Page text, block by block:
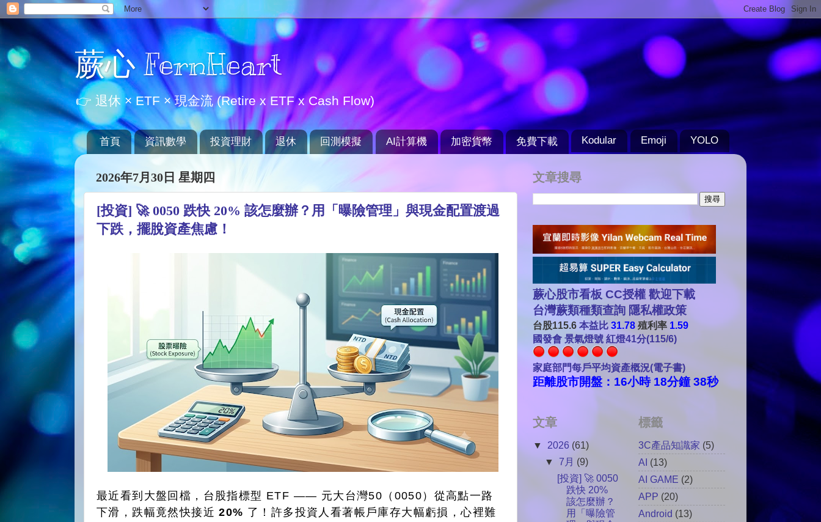
蕨心 FernHeart
👉 退休 × ETF × 現金流 (Retire x ETF x Cash Flow)
首頁 資訊數學 投資理財 退休 回測模擬 AI計算機 加密貨幣 免費下載 Kodular Emoji YOLO
2026年7月30日 星期四
[投資] 🚀 0050 跌快 20% 該怎麼辦？用「曝險管理」與現金配置渡過
下跌，擺脫資產焦慮！
最近看到大盤回檔，台股指標型 ETF —— 元大台灣50（0050）從高點一路
下滑，跌幅竟然快接近20% 了！許多投資人看著帳戶庫存大幅虧損，心裡難
文章搜尋
蕨心股市看板 CC授權 歡迎下載
台灣蕨類種類查詢 隱私權政策
台股115.6 本益比 31.78 殖利率 1.59
國發會 景氣燈號 紅燈41分(115/6)
家庭部門每戶平均資產概況(電子書)
距離股市開盤：16小時 18分鐘 36秒
文章
▼ 2026 (61)
▼ 7月 (9)
[投資] 🚀 0050
跌快 20%
該怎麼辦？
用「曝險管
標籤
3C產品知識家 (5)
AI (13)
AI GAME (2)
APP (20)
Android (13)